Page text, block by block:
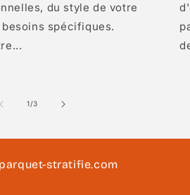
du style de votre
spécifiques.
1/de
3
stratifie.com